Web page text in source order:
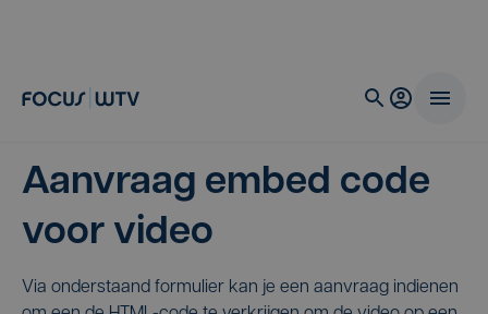
Aanvraag embed code
voor video
Via onderstaand formulier kan je een aanvraag indienen